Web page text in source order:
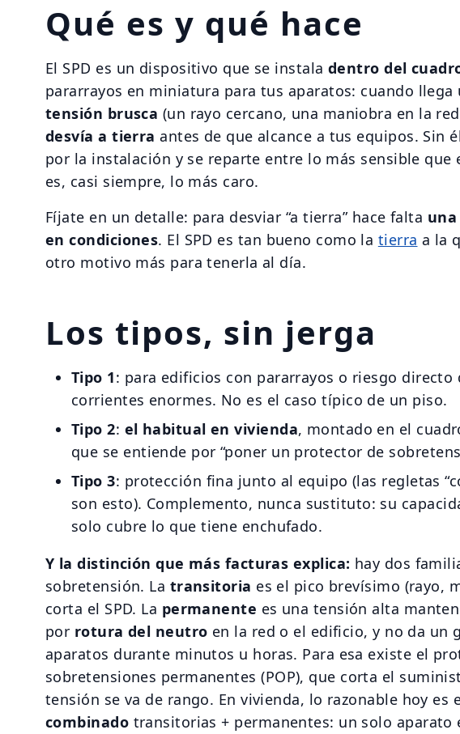
Qué es y qué hace
El SPD es un dispositivo que se instala dentro del
pararrayos en miniatura para tus aparatos: cuando
tensión brusca (un rayo cercano, una maniobra en la
desvía a tierra antes de que alcance a tus equipos. Sin
por la instalación y se reparte entre lo más sensible
es, casi siempre, lo más caro.
Fíjate en un detalle: para desviar “a tierra” hace falta
en condiciones. El SPD es tan bueno como la tierra a la
otro motivo más para tenerla al día.
Los tipos, sin jerga
Tipo 1: para edificios con pararrayos o riesgo directo
corrientes enormes. No es el caso típico de un piso.
Tipo 2: el habitual en vivienda, montado en el
que se entiende por “poner un protector de
Tipo 3: protección fina junto al equipo (las regletas
son esto). Complemento, nunca sustituto: su
solo cubre lo que tiene enchufado.
Y la distinción que más facturas explica: hay dos
sobretensión. La transitoria es el pico brevísimo (rayo,
corta el SPD. La permanente es una tensión alta
por rotura del neutro en la red o el edificio, y no da un
aparatos durante minutos u horas. Para esa existe el
sobretensiones permanentes (POP), que corta el
tensión se va de rango. En vivienda, lo razonable hoy es
combinado transitorias + permanentes: un solo aparato